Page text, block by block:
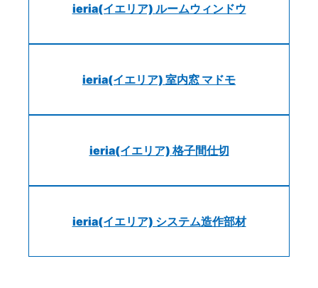
ieria(イエリア) ルームウィンドウ
ieria(イエリア) 室内窓 マドモ
ieria(イエリア) 格子間仕切
ieria(イエリア) システム造作部材